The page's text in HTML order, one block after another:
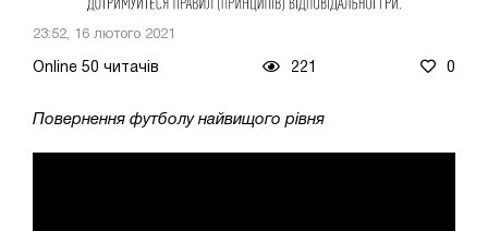
23:52, 16 лютого 2021
Online 50 читачів 221 0
Повернення футболу найвищого рівня